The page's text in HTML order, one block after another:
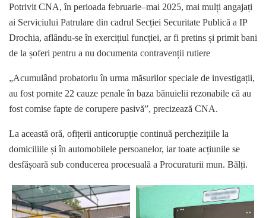
Potrivit CNA, în perioada februarie–mai 2025, mai mulți angajați
ai Serviciului Patrulare din cadrul Secției Securitate Publică a IP
Drochia, aflându-se în exercițiul funcției, ar fi pretins și primit bani
de la șoferi pentru a nu documenta contravenții rutiere
„Acumulând probatoriu în urma măsurilor speciale de investigații,
au fost pornite 22 cauze penale în baza bănuielii rezonabile că au
fost comise fapte de corupere pasivă”, precizează CNA.
La această oră, ofițerii anticorupție continuă perchezițiile la
domiciliile și în automobilele persoanelor, iar toate acțiunile se
desfășoară sub conducerea procesuală a Procuraturii mun. Bălți.